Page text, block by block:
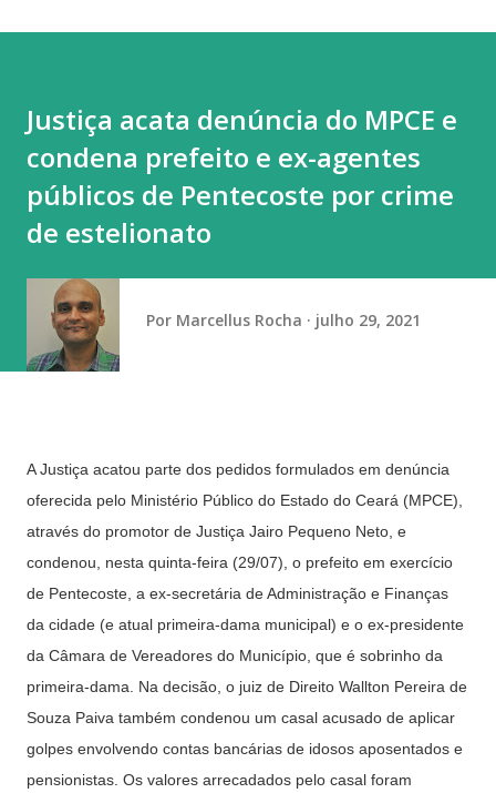
de autoria Antônio Barros, mais conhecida na interpretada
por Ney Matogrosso. Quem também brilhou hoje no topo
do pódio foi Arthur Nory (barra fixa), Caio Souza (barras
paralelas) e Yuri Guimarães (salto). Flavinha começou o
domingo (9) com exibição de alto nível de dificuldade na
trave. Cravou a nota mais alta (13.866) que lhe valeu o
primeiro ouro do dia. A prata ficou com Gabri...
Justiça acata denúncia do MPCE e
condena prefeito e ex-agentes
públicos de Pentecoste por crime
de estelionato
Por Marcellus Rocha julho 29, 2021
A Justiça acatou parte dos pedidos formulados em denúncia
oferecida pelo Ministério Público do Estado do Ceará (MPCE),
através do promotor de Justiça Jairo Pequeno Neto, e
condenou, nesta quinta-feira (29/07), o prefeito em exercício
de Pentecoste, a ex-secretária de Administração e Finanças
da cidade (e atual primeira-dama municipal) e o ex-presidente
da Câmara de Vereadores do Município, que é sobrinho da
primeira-dama. Na decisão, o juiz de Direito Wallton Pereira de
Souza Paiva também condenou um casal acusado de aplicar
golpes envolvendo contas bancárias de idosos aposentados e
pensionistas. Os valores arrecadados pelo casal foram